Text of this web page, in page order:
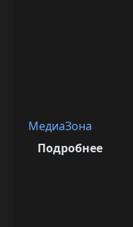
МедиаЗона
Подробнее